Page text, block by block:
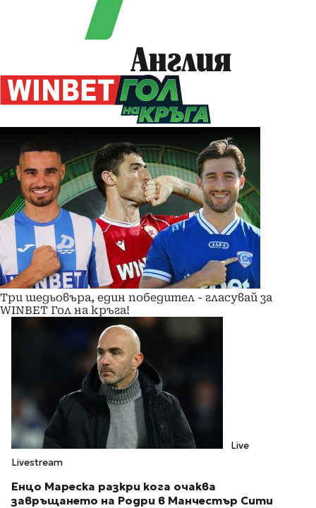
Англия
Три шедьовъра, един победител - гласувай за
WINBET Гол на кръга!
Live
Livestream
Енцо Мареска разкри кога очаква
завръщането на Родри в Манчестър Сити